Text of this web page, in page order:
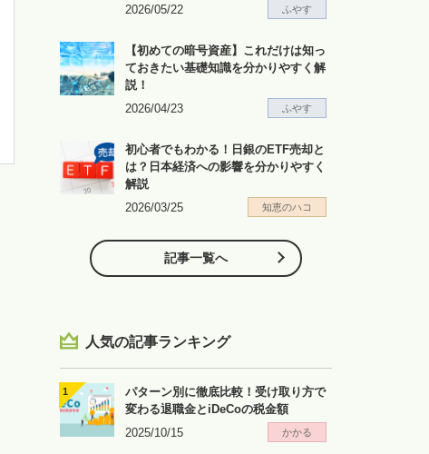
2026/05/22
ふやす
【初めての暗号資産】これだけは知っ
ておきたい基礎知識を分かりやすく解
説！
2026/04/23
ふやす
初心者でもわかる！日銀のETF売却と
は？日本経済への影響を分かりやすく
解説
2026/03/25
知恵のハコ
記事一覧へ
人気の記事ランキング
パターン別に徹底比較！受け取り方で
変わる退職金とiDeCoの税金額
2025/10/15
かかる